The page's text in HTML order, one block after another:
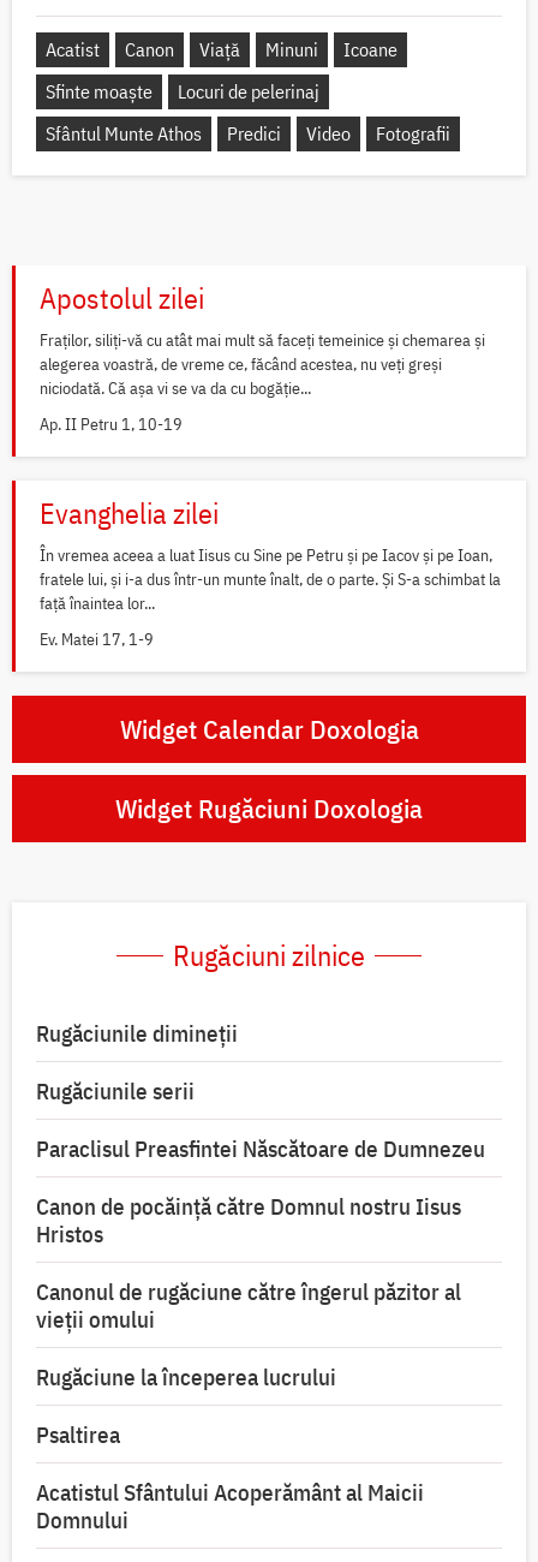
Acatist Canon Viață Minuni
Icoane
Sfinte moaște
Locuri de pelerinaj
Sfântul Munte Athos
Predici Video Fotografii
Apostolul zilei
Fraților, siliți-vă cu atât mai mult să faceți temeinice și chemarea și
alegerea voastră, de vreme ce, făcând acestea, nu veți greși
niciodată. Că așa vi se va da cu bogăție...
Ap. II Petru 1, 10-19
Evanghelia zilei
În vremea aceea a luat Iisus cu Sine pe Petru și pe Iacov și pe Ioan,
fratele lui, și i-a dus într-un munte înalt, de o parte. Și S-a schimbat la
față înaintea lor...
Ev. Matei 17, 1-9
Widget Calendar Doxologia
Widget Rugăciuni Doxologia
Rugăciuni zilnice
Rugăciunile dimineții
Rugăciunile serii
Paraclisul Preasfintei Născătoare de Dumnezeu
Canon de pocăință către Domnul nostru Iisus
Hristos
Canonul de rugăciune către îngerul păzitor al
vieții omului
Rugăciune la începerea lucrului
Psaltirea
Acatistul Sfântului Acoperământ al Maicii
Domnului